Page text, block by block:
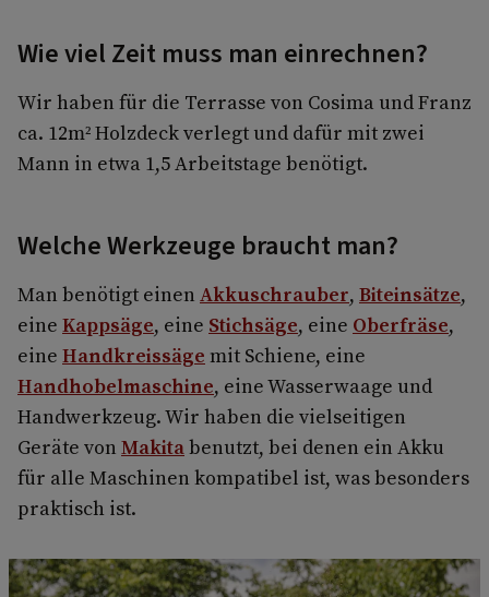
Wie viel Zeit muss man einrechnen?
Wir haben für die Terrasse von Cosima und Franz
ca. 12m² Holzdeck verlegt und dafür mit zwei
Mann in etwa 1,5 Arbeitstage benötigt.
Welche Werkzeuge braucht man?
Man benötigt einen Akkuschrauber, Biteinsätze,
eine Kappsäge, eine Stichsäge, eine Oberfräse,
eine Handkreissäge mit Schiene, eine
Handhobelmaschine, eine Wasserwaage und
Handwerkzeug. Wir haben die vielseitigen
Geräte von Makitabenutzt, bei denen ein Akku
für alle Maschinen kompatibel ist, was besonders
praktisch ist.